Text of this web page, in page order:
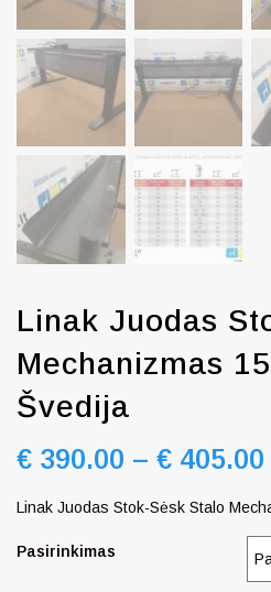
Linak Juodas
Mechanizmas
Švedija
€ 390.00 – € 405.00
Linak Juodas Stok-Sėsk Stalo
Pasirinkimas